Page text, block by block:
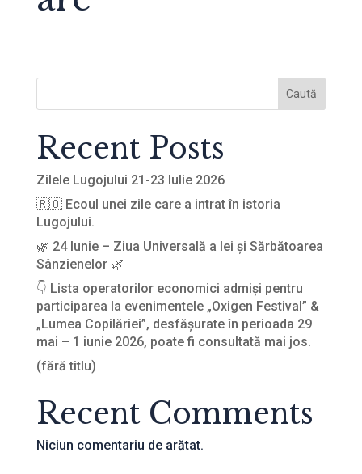
Caută
Recent Posts
Zilele Lugojului 21-23 Iulie 2026
🇷🇴 Ecoul unei zile care a intrat în istoria
Lugojului.
🌿 24 Iunie – Ziua Universală a Iei și Sărbătoarea
Sânzienelor 🌿
👇 Lista operatorilor economici admiși pentru
participarea la evenimentele „Oxigen Festival” &
„Lumea Copilăriei”, desfășurate în perioada 29
mai – 1 iunie 2026, poate fi consultată mai jos.
(fără titlu)
Recent Comments
Niciun comentariu de arătat.